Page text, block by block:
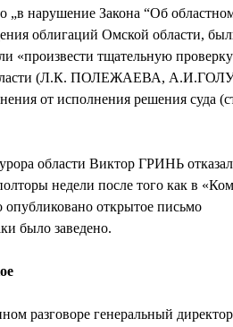
„в нарушение Закона “Об
облигаций Омской области,
«произвести тщательную
(Л.К. ПОЛЕЖАЕВА,
от исполнения решения суда
области Виктор ГРИНЬ
недели после того как в
открытое письмо
было заведено.
разговоре генеральный